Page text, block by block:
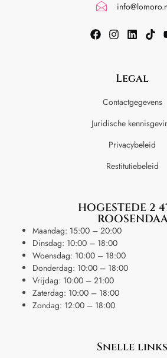
Legal
Contactgegevens
Juridische
Privacybeleid
Restitutiebeleid
HOGESTEDE 2
Maandag: 15:00 – 20:00
Dinsdag: 10:00 – 18:00
Woensdag: 10:00 – 18:00
Donderdag: 10:00 – 18:00
Vrijdag: 10:00 – 21:00
Zaterdag: 10:00 – 18:00
Zondag: 12:00 – 18:00
Snelle links